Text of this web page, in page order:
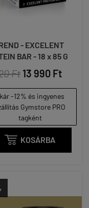
- EXCELENT
BAR - 18 x 85 G
Ft 13 990 Ft
-12% és ingyenes
Gymstore PRO
tagként
 KOSÁRBA